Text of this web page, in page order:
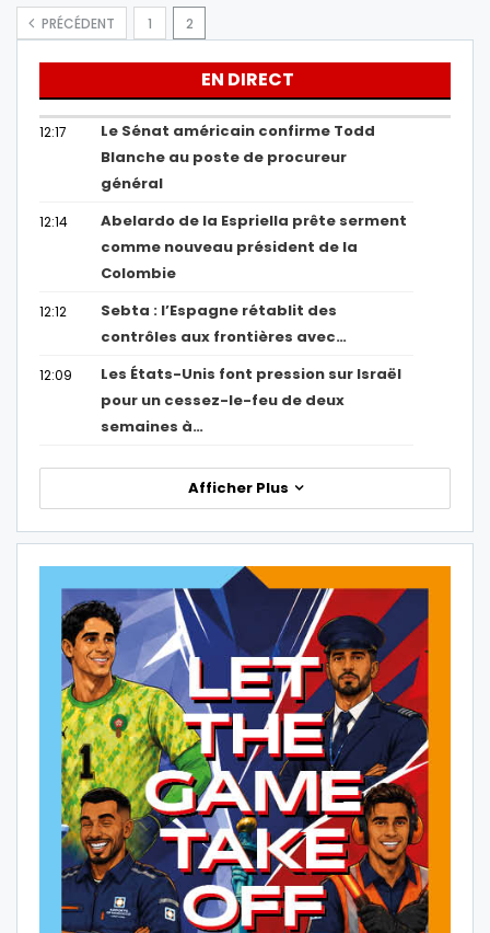
PRÉCÉDENT 1 2
EN DIRECT
12:17
Le Sénat américain confirme Todd
Blanche au poste de procureur
général
12:14
Abelardo de la Espriella prête serment
comme nouveau président de la
Colombie
12:12
Sebta : l’Espagne rétablit des
contrôles aux frontières avec…
12:09
Les États-Unis font pression sur Israël
pour un cessez-le-feu de deux
semaines à…
Afficher Plus